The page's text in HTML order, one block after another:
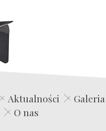
Edwin Film Agencja Aktorska
Aktualności
Galeria
O nas